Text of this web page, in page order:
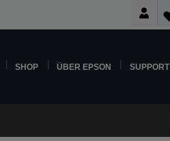
SHOP ÜBER EPSON SUPPORT